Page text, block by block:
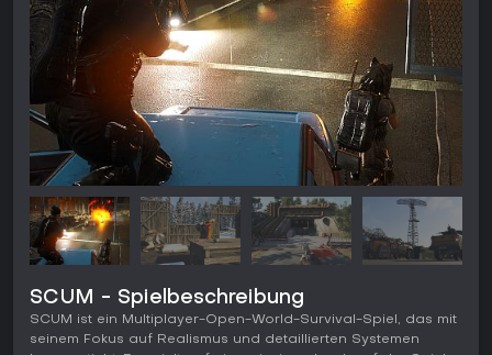
SCUM - Spielbeschreibung
SCUM ist ein Multiplayer-Open-World-Survival-Spiel, das mit
seinem Fokus auf Realismus und detaillierten Systemen